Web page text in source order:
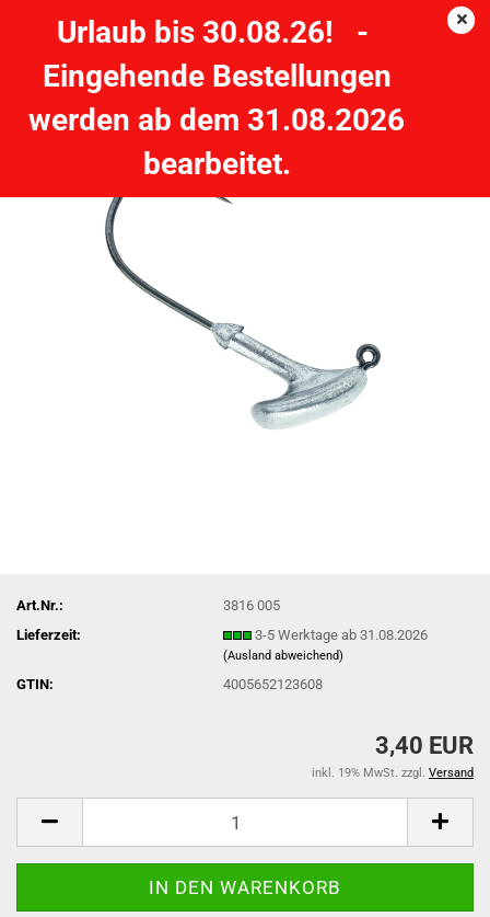
Urlaub bis 30.08.26! -
Eingehende Bestellungen
werden ab dem 31.08.2026
bearbeitet.
OWNER Stand up Jigkopf - Haken 1/0 - 5g - 5 Stück
Art.Nr.:
3816 005
Lieferzeit:
3-5 Werktage ab 31.08.2026
(Ausland abweichend)
GTIN: 4005652123608
3,40 EUR
inkl. 19% MwSt. zzgl. Versand